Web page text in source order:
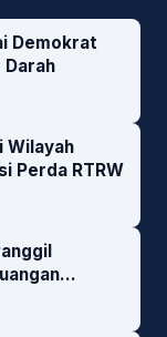
Demokrat
Darah
Wilayah
Perda RTRW